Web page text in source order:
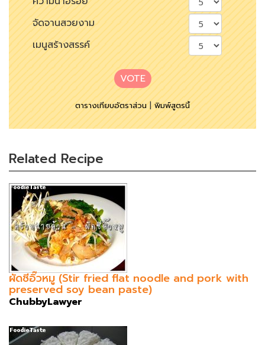
จัดจานสวยงาม
เมนูสร้างสรรค์
VOTE
ตารางเทียบอัตราส่วน|พิมพ์สูตรนี้
Related Recipe
ผัดซีอิ๊วหมู (Stir fried flat noodle and pork with
preserved soy bean paste)
ChubbyLawyer